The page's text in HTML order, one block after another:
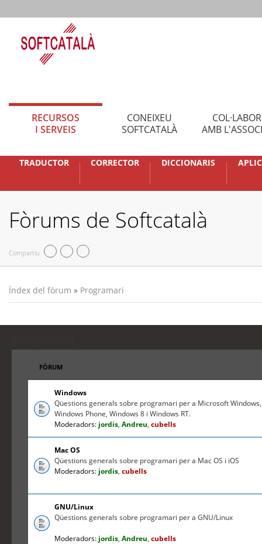
RECURSOS
I SERVEIS
CONEIXEU
SOFTCATALÀ
AMB
TRADUCTOR CORRECTOR DICCIONARIS
Fòrums de Softcatalà
Compartiu
Índex del fòrum » Programari
FÒRUM
Windows
Qüestions generals sobre programari per a Microsoft Windows,
Windows Phone, Windows 8 i Windows RT.
Moderadors: jordis,Andreu,cubells
Mac OS
Qüestions generals sobre programari per a Mac OS i iOS
Moderadors: jordis,cubells
GNU/Linux
Qüestions generals sobre programari per a GNU/Linux
Moderadors: jordis,Andreu,cubells